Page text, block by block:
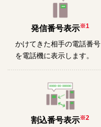
発信番号表示※1
かけてきた相手の電話番号
を電話機に表示します。
割込番号表示※2